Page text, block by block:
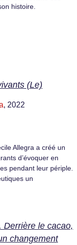
histoire.
(Le)
, 2022
Allegra a créé un
d’évoquer en
pendant leur périple.
un
Derrière le cacao,
changement